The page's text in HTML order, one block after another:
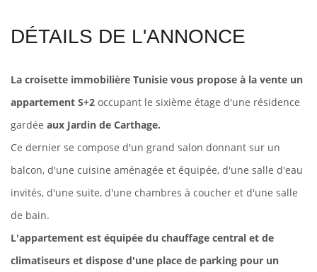
DÉTAILS DE L'ANNONCE
La croisette immobilière Tunisie vous propose à la vente un
appartement S+2 occupant le sixième étage d'une résidence
gardée aux Jardin de Carthage.
Ce dernier se compose d'un grand salon donnant sur un
balcon, d'une cuisine aménagée et équipée, d'une salle d'eau
invités, d'une suite, d'une chambres à coucher et d'une salle
de bain.
L'appartement est équipée du chauffage central et de
climatiseurs et dispose d'une place de parking pour un